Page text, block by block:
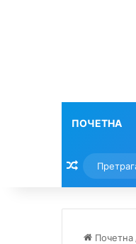
ПОЧЕТНА
Почетна